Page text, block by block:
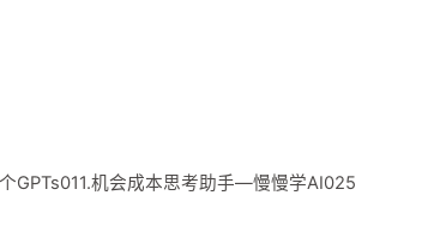
GPTs011.机会成本思考助手—慢慢学AI025